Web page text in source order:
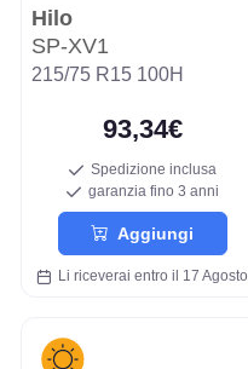
Hilo
SP-XV1
215/75 R15 100H
93,34€
Spedizione inclusa
garanzia fino 3 anni
Aggiungi
Li riceverai entro il 17 Agosto